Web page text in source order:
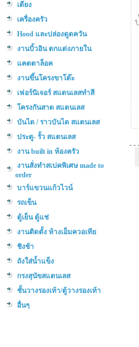
เตียง
เครื่องครัว
Hood และปล่องดูดควัน
งานบิ้วอิน ตกแต่งภายใน
แคตตาล็อค
งานขึ้นโครงขาโต๊ะ
เฟอร์นิเจอร์ สแตนเลสทำสี
โครงกันสาด สแตนเลส
บันได / ราวบันได สแตนเลส
ประตู- รั้ว สแตนเลส
งาน built in ห้องครัว
งานสั่งทำสเปคพิเศษ made to
order
บาร์แขวนแก้วไวน์
รถเข็น
ตู้เย็น ตู้แช่
งานติดตั้ง ห้างเอ็มควอเทีย
ชิงช้า
ถังใส่น้ำแข็ง
กรงสุนัขสแตนเลส
ชั้นวางรองเท้า/ตู้วางรองเท้า
อื่นๆ